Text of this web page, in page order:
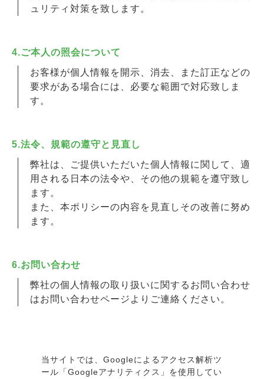
ュリティ対策を致します。
4.ご本人の照会について
お客様が個人情報を開示、消去、また訂正などの
要求がある場合には、必要な範囲で対応致しま
す。
5.法令、規範の遵守と見直し
弊社は、ご提供いただいた個人情報に関して、適
用される日本の法令や、その他の規範を遵守致し
ます。
また、本ポリシーの内容を見直しその改善に努め
ます。
6.お問い合わせ
弊社の個人情報の取り扱いに関するお問い合わせ
はお問い合わせページよりご連絡ください。
当サイトでは、Googleによるアクセス解析ツ
ール「Googleアナリティクス」を使用してい